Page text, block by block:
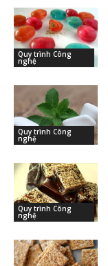
Quy trình Công
nghệ
Quy trình Công
nghệ
Quy trình Công
nghệ